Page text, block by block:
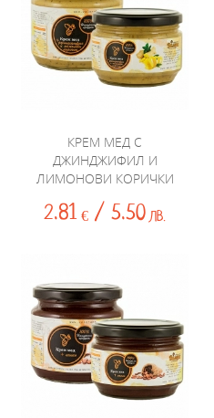
КРЕМ МЕД С
ДЖИНДЖИФИЛ И
ЛИМОНОВИ КОРИЧКИ
2.81 € / 5.50 ЛВ.